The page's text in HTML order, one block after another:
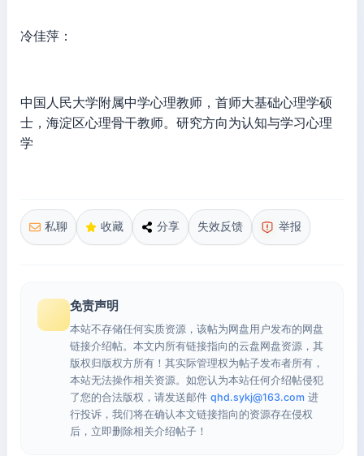
冷佳萍：
中国人民大学附属中学心理教师，首师大基础心理学硕
士，海淀区心理骨干教师。研究方向为认知与学习心理
学
私聊 收藏 分享 失效反馈 举报
免责声明
本站不存储任何实质资源，该帖为网盘用户发布的网盘
链接介绍帖。本文内所有链接指向的云盘网盘资源，其
版权归版权方所有！其实际管理权为帖子发布者所有，
本站无法操作相关资源。如您认为本站任何介绍帖侵犯
了您的合法版权，请发送邮件 qhd.sykj@163.com 进
行投诉，我们将在确认本文链接指向的资源存在侵权
后，立即删除相关介绍帖子！